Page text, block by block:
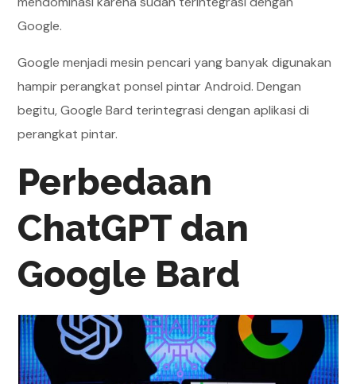
Google.
Google menjadi mesin pencari yang banyak digunakan
hampir perangkat ponsel pintar Android. Dengan
begitu, Google Bard terintegrasi dengan aplikasi di
perangkat pintar.
Perbedaan
ChatGPT dan
Google Bard